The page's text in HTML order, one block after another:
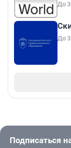
До
До
Подписаться